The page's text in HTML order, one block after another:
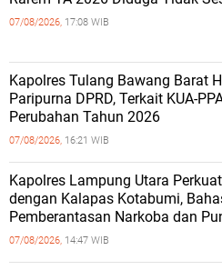
07/08/2026, 17:08 WIB
Kapolres Tulang Bawang Barat
Paripurna DPRD, Terkait KUA-
Perubahan Tahun 2026
07/08/2026, 16:21 WIB
Kapolres Lampung Utara
dengan Kalapas Kotabumi,
Pemberantasan Narkoba dan
07/08/2026, 14:47 WIB